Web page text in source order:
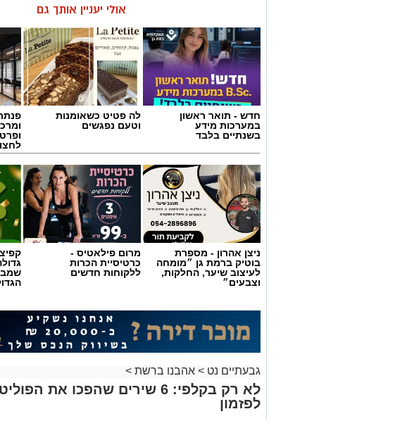
אולי יעניין אותך גם
חדש - תואר ראשון
במערכות מידע
בשנתיים בלבד
לה פטיט כשאומנות
וטעם נפגשים
ניצן אהרון - מספרת
בוטיק ברמת גן ״מומחה
לעיצוב שיער, החלקות,
וצבעים״
מרום פילאטיס -
כרטיסיית הכרות
ללקוחות חדשים
גבעתיים נט > אהבנו ברשת >
לא רק בקלפי: 6 שירים שהפכו את
לפזמון